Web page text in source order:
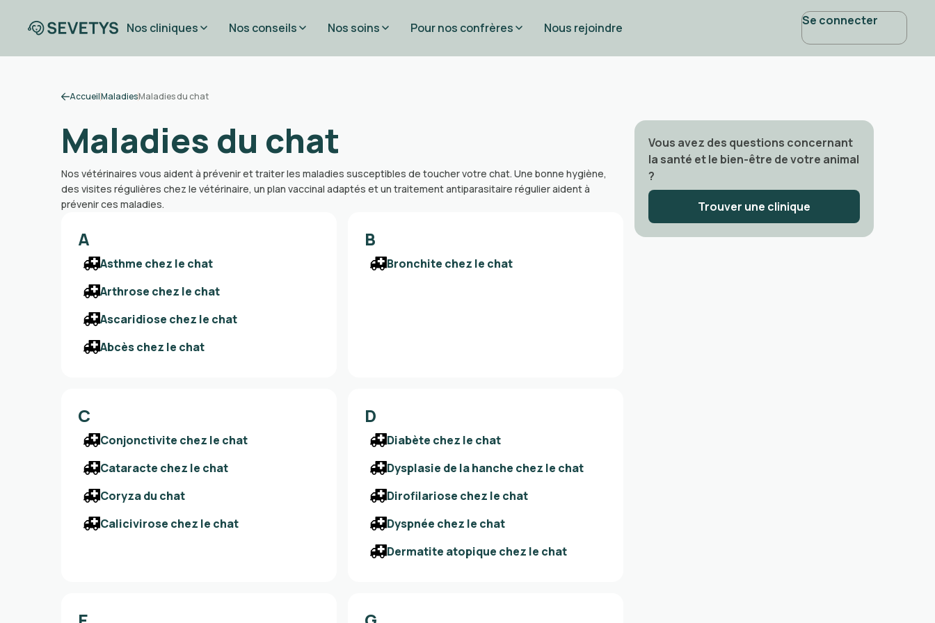
Nos cliniques Nos conseils Nos soins Pour nos confrères Nous rejoindre Se connecter
AccueilMaladiesMaladies du chat
Vous avez des questions concernant
la santé et le bien-être de votre animal
?
Trouver une clinique
Maladies du chat
Nos vétérinaires vous aident à prévenir et traiter les maladies susceptibles de toucher votre chat. Une bonne hygiène,
des visites régulières chez le vétérinaire, un plan vaccinal adaptés et un traitement antiparasitaire régulier aident à
prévenir ces maladies.
A
Asthme chez le chat
Arthrose chez le chat
Ascaridiose chez le chat
Abcès chez le chat
B
Bronchite chez le chat
C
Conjonctivite chez le chat
Cataracte chez le chat
Coryza du chat
Calicivirose chez le chat
D
Diabète chez le chat
Dysplasie de la hanche chez le chat
Dirofilariose chez le chat
Dyspnée chez le chat
Dermatite atopique chez le chat